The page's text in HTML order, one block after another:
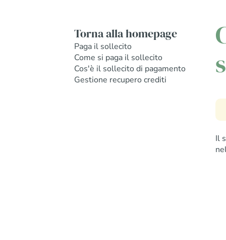
Torna alla homepage
Paga il sollecito
Come si paga il sollecito
Cos'è il sollecito di pagamento
Gestione recupero crediti
Il